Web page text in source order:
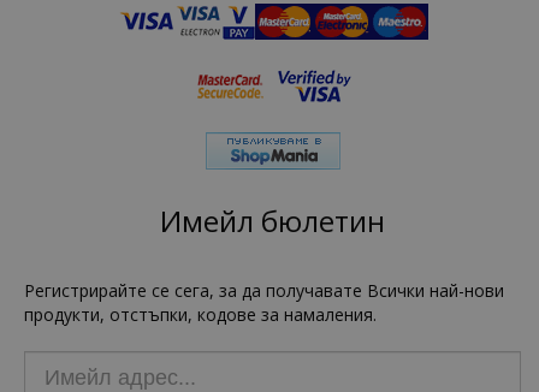
Имейл бюлетин
Регистрирайте се сега, за да получавате Всички най-нови
продукти, отстъпки, кодове за намаления.